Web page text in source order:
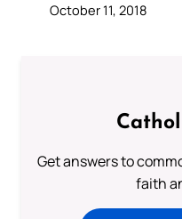
October 11, 2018
Get answers to
faith